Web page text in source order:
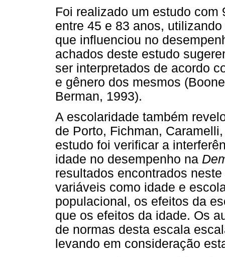
Foi realizado um estudo
entre 45 e 83 anos,
que influenciou no
achados deste estudo
ser interpretados de acordo
e gênero dos mesmos
Berman, 1993).
A escolaridade também
de Porto, Fichman,
estudo foi verificar a
idade no desempenho na
resultados encontrados
variáveis como idade e
populacional, os efeitos da
que os efeitos da idade. Os
de normas desta escala
levando em consideração